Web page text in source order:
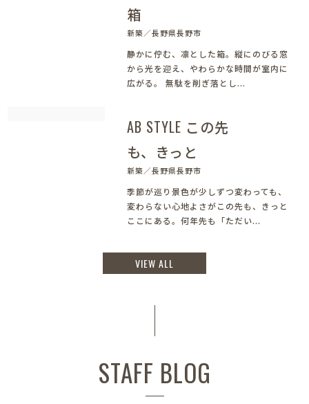
箱
新築／長野県長野市
静かに佇む、凛とした箱。縦にのびる窓
から光を迎え、やわらかな時間が室内に
広がる。 無駄を削ぎ落とし...
AB STYLE この先
も、きっと
新築／長野県長野市
季節が巡り景色が少しずつ変わっても、
変わらない心地よさがこの先も、きっと
ここにある。何年先も「ただい...
VIEW ALL
STAFF BLOG